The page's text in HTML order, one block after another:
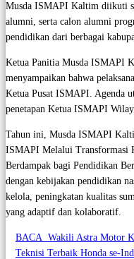
Musda ISMAPI Kaltim diikuti
alumni, serta calon alumni
pendidikan dari berbagai
Ketua Panitia Musda ISMAPI
menyampaikan bahwa
Ketua Pusat ISMAPI. Agenda
penetapan Ketua ISMAPI
Tahun ini, Musda ISMAPI
ISMAPI Melalui Transformasi
Berdampak bagi Pendidikan
dengan kebijakan pendidikan
kelola, peningkatan kualitas
yang adaptif dan kolaboratif.
BACA Wakili Astra Motor
Teknisi Terbaik Honda se-